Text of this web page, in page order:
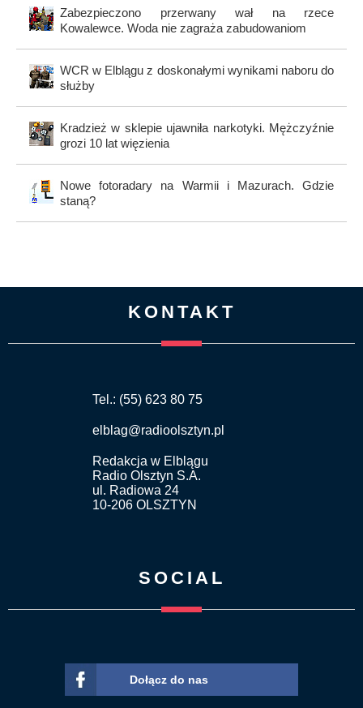
Zabezpieczono przerwany wał na rzece
Kowalewce. Woda nie zagraża zabudowaniom
WCR w Elblągu z doskonałymi wynikami naboru do
służby
Kradzież w sklepie ujawniła narkotyki. Mężczyźnie
grozi 10 lat więzienia
Nowe fotoradary na Warmii i Mazurach. Gdzie
staną?
KONTAKT
Tel.: (55) 623 80 75
elblag@radioolsztyn.pl
Redakcja w Elblągu
Radio Olsztyn S.A.
ul. Radiowa 24
10-206 OLSZTYN
SOCIAL
Dołącz do nas